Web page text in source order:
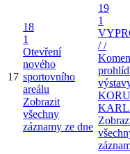
17
18
1
Otevření
nového
sportovního
areálu
Zobrazit
všechny
záznamy ze dne
19
1
/ /